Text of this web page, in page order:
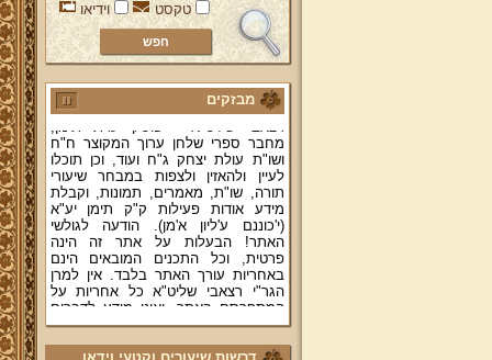
טקסט
וידיאו
מבזקים
ברוכים הבאים לאתר מהרי"ץ
יד מהרי"ץ - פורטל תורני למורשת יהדות
תימן, האתר הרשמי להנצחת מורשתו
של גאון רבני תימן ותפארתם מהרי"ץ
זצוק"ל. באתר תמצאו גם תכנים תורניים
והלכתיים רבים של מרן הגאון הרב יצחק
רצאבי שליט"א - פוסק עדת תימן,
מחבר ספרי שלחן ערוך המקוצר ח"ח
ושו"ת עולת יצחק ג"ח ועוד, וכן תוכלו
לעיין ולהאזין ולצפות במבחר שיעורי
תורה, שו"ת, מאמרים, תמונות, וקבלת
מידע אודות פעילות ק"ק תימן יע"א
(י'כוננם ע'ליון א'מן). הודעה לגולשי
האתר! הבעלות על אתר זה הינה
פרטית, וכל התכנים המובאים הינם
באחריות עורך האתר בלבד. אין למרן
הגר"י רצאבי שליט"א כל אחריות על
המתפרסם באתר, ואינו מודע לדברים
המפורסמים בו.
קווים לדמותו של מהרי"ץ זצוק"ל